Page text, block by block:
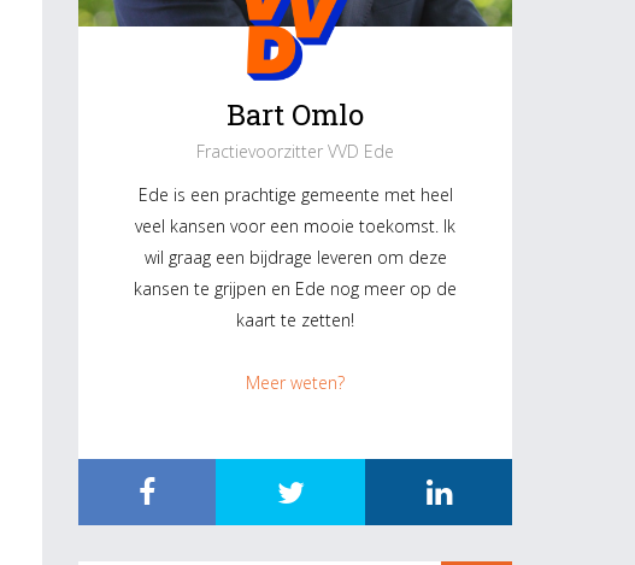
Bart Omlo
Fractievoorzitter VVD Ede
Ede is een prachtige gemeente met heel
veel kansen voor een mooie toekomst. Ik
wil graag een bijdrage leveren om deze
kansen te grijpen en Ede nog meer op de
kaart te zetten!
Meer weten?